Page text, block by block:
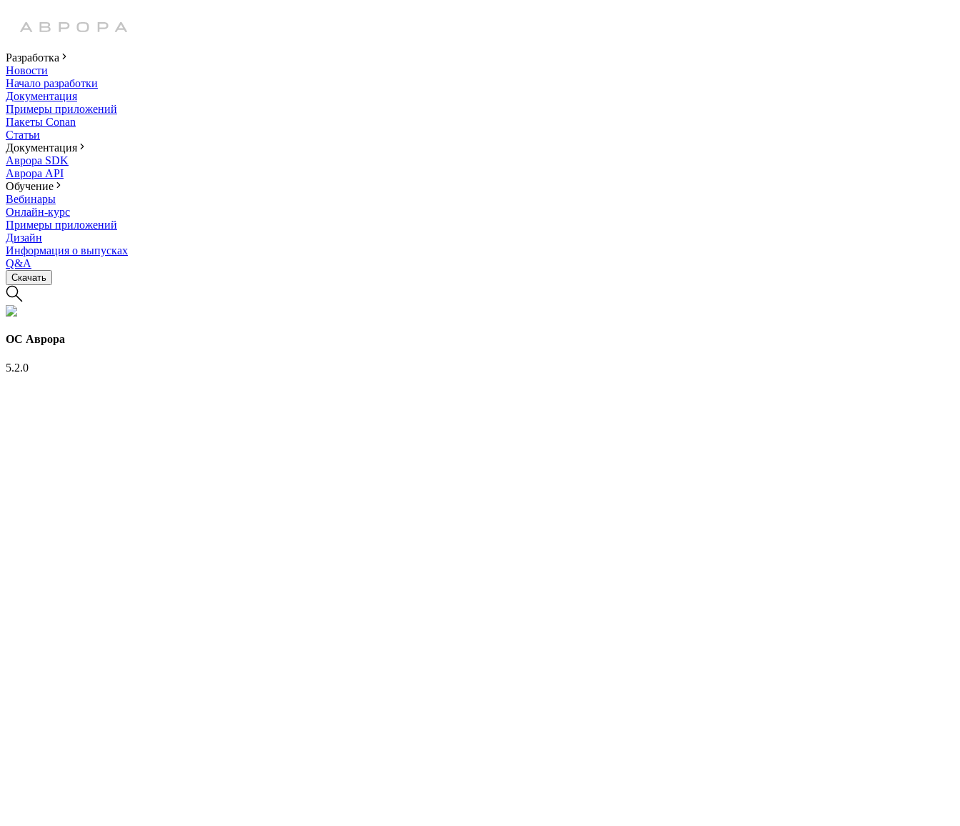
Разработка
Новости
Начало разработки
Документация
Примеры приложений
Пакеты Conan
Статьи
Документация
Аврора SDK
Аврора API
Обучение
Вебинары
Онлайн-курс
Примеры приложений
Дизайн
Информация о выпусках
Q&A
Скачать
ОС Аврора
5.2.0